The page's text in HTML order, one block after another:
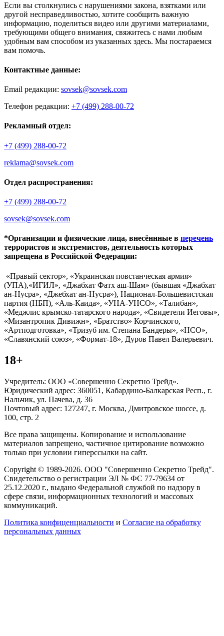
Если вы столкнулись с нарушениями закона, взятками или
другой несправедливостью, хотите сообщить важную
информацию, поделиться видео или другими материалами,
требующими общего внимания, свяжитесь с нами любым
удобным вам способом из указанных здесь. Мы постараемся
вам помочь.
Контактные данные:
Email редакции: sovsek@sovsek.com
Телефон редакции: +7 (499) 288-00-72
Рекламный отдел:
+7 (499) 288-00-72
reklama@sovsek.com
Отдел распространения:
+7 (499) 288-00-72
sovsek@sovsek.com
*Организации и физические лица, внесённные в перечень
террористов и экстремистов, деятельность которых
запрещена в Российской Федерации:
«Правый сектор», «Украинская повстанческая армия»
(УПА),«ИГИЛ», «Джабхат Фатх аш-Шам» (бывшая «Джабхат
ан-Нусра», «Джебхат ан-Нусра»), Национал-Большевистская
партия (НБП), «Аль-Каида», «УНА-УНСО», «Талибан»,
«Меджлис крымско-татарского народа», «Свидетели Иеговы»,
«Мизантропик Дивижн», «Братство» Корчинского,
«Артподготовка», «Тризуб им. Степана Бандеры», «НСО»,
«Славянский союз», «Формат-18», Дуров Павел Валерьевич.
18+
Учредитель: ООО «Совершенно Секретно Трейд».
Юридический адрес: 360051, Кабардино-Балкарская Респ., г.
Нальчик, ул. Пачева, д. 36
Почтовый адрес: 127247, г. Москва, Дмитровское шоссе, д.
100, стр. 2
Все права защищены. Копирование и использование
материалов запрещено, частичное цитирование возможно
только при условии гиперссылки на сайт.
Copyright © 1989-2026. ООО "Совершенно Секретно Трейд".
Свидетельство о регистрации ЭЛ № ФС 77-79634 от
25.12.2020 г., выдано Федеральной службой по надзору в
сфере связи, информационных технологий и массовых
коммуникаций.
Политика конфиценциальности и Согласие на обработку
персональных данных